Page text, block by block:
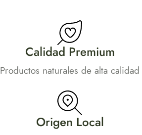
Calidad Premium
Productos naturales de alta calidad
Origen Local